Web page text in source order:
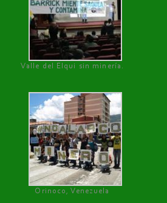
Valle del Elqui sin minería.
Orinoco, Venezuela